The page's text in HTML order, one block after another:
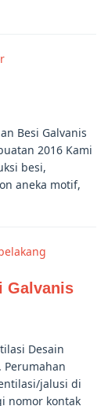
Besi Galvanis
2016 Kami
besi,
aneka motif,
Galvanis
Desain
Perumahan
jalusi di
nomor kontak